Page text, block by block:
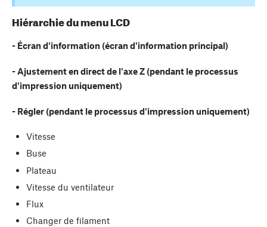
Hiérarchie du menu LCD
- Écran d'information (écran d'information principal)
- Ajustement en direct de l'axe Z (pendant le processus
d'impression uniquement)
- Régler (pendant le processus d'impression uniquement)
Vitesse
Buse
Plateau
Vitesse du ventilateur
Flux
Changer de filament